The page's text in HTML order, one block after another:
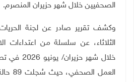
الصحفيين خلال شهر حزيران المنصرم.
وكشف تقرير صادر عن لجنة الحريات
الثلاثاء، عن سلسلة من اعتداءات
خلال شهر